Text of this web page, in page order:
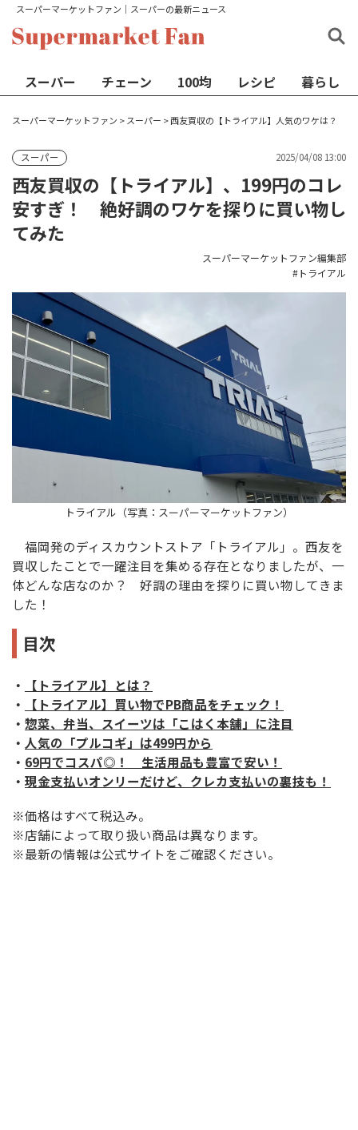
スーパーマーケットファン│スーパーの最新ニュース
スーパー チェーン 100均 レシピ 暮らし
スーパーマーケットファン > スーパー >西友買収の【トライアル】人気のワケは？
スーパー 2025/04/08 13:00
西友買収の【トライアル】、199円のコレ
安すぎ！ 絶好調のワケを探りに買い物し
てみた
スーパーマーケットファン編集部
トライアル
トライアル（写真：スーパーマーケットファン）
福岡発のディスカウントストア「トライアル」。西友を
買収したことで一躍注目を集める存在となりましたが、一
体どんな店なのか？ 好調の理由を探りに買い物してきま
した！
目次
・
【トライアル】とは？
・
【トライアル】買い物でPB商品をチェック！
・ 惣菜、弁当、スイーツは「こはく本舗」に注目
・ 人気の「プルコギ」は499円から
・ 69円でコスパ◎！ 生活用品も豊富で安い！
・ 現金支払いオンリーだけど、クレカ支払いの裏技も！
※価格はすべて税込み。
※店舗によって取り扱い商品は異なります。
※最新の情報は公式サイトをご確認ください。